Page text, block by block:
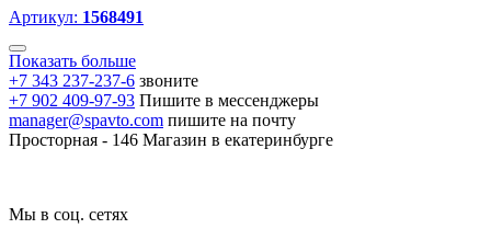
Артикул: 1568491
Показать больше
+7 343 237-237-6 звоните
+7 902 409-97-93 Пишите в мессенджеры
manager@spavto.com пишите на почту
Просторная - 146 Магазин в екатеринбурге
Мы в соц. сетях